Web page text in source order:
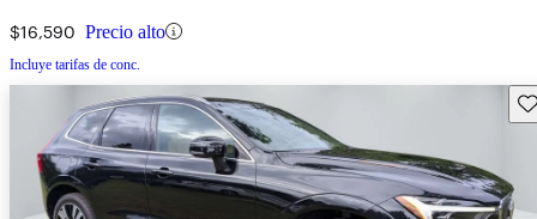
$16,590 Precio alto
Incluye tarifas de conc.